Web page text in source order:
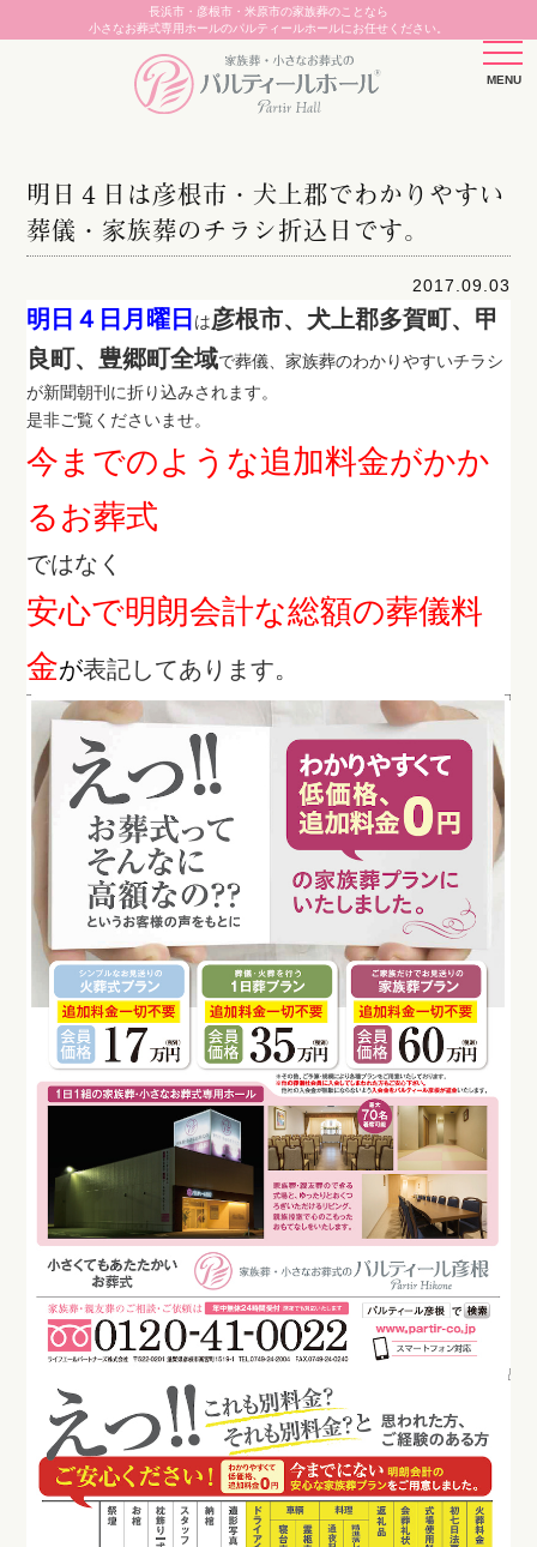
長浜市・彦根市・米原市の家族葬のことなら
小さなお葬式専用ホールのパルティールホールにお任せください。
明日４日は彦根市・犬上郡でわかりやすい
葬儀・家族葬のチラシ折込日です。
2017.09.03
明日４日月曜日 は彦根市、犬上郡多賀町、甲
良町、豊郷町全域で葬儀、家族葬のわかりやすいチラシ
が新聞朝刊に折り込みされます。
是非ご覧くださいませ。
今までのような追加料金がかか
るお葬式
ではなく
安心で明朗会計な総額の葬儀料
金が表記してあります。